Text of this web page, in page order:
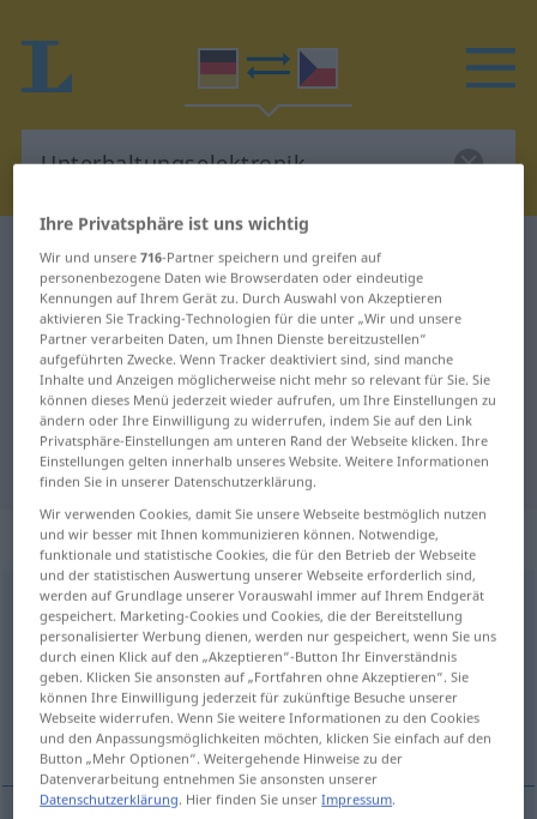
Deutsch-Tschechisch Wörterbuch
Unterhaltungselektronik
Deutsch-Tschechisch Übersetzung
für "Unterhaltungselektronik"
"Unterhaltungselektronik"
Tschechisch Übersetzung
„Unterhaltungselektronik“
Unterhaltungselektronik <f>
Übersicht aller Übersetzungen
(Für mehr Details die Übersetzung anklicken/antippen)
zábavná elektronika
Ihre Privatsphäre ist uns wichtig
Wir und unsere716-Partner speichern und greifen auf
personenbezogene Daten wie Browserdaten oder eindeutige
Kennungen auf Ihrem Gerät zu. Durch Auswahl von Akzeptieren
aktivieren Sie Tracking-Technologien für die unter „Wir und unsere
Partner verarbeiten Daten, um Ihnen Dienste bereitzustellen“
aufgeführten Zwecke. Wenn Tracker deaktiviert sind, sind manche
Inhalte und Anzeigen möglicherweise nicht mehr so relevant für Sie. Sie
können dieses Menü jederzeit wieder aufrufen, um Ihre Einstellungen zu
ändern oder Ihre Einwilligung zu widerrufen, indem Sie auf den Link
Privatsphäre-Einstellungen am unteren Rand der Webseite klicken. Ihre
Einstellungen gelten innerhalb unseres Website. Weitere Informationen
finden Sie in unserer Datenschutzerklärung.
Wir verwenden Cookies, damit Sie unsere Webseite bestmöglich nutzen
und wir besser mit Ihnen kommunizieren können. Notwendige,
funktionale und statistische Cookies, die für den Betrieb der Webseite
und der statistischen Auswertung unserer Webseite erforderlich sind,
werden auf Grundlage unserer Vorauswahl immer auf Ihrem Endgerät
gespeichert. Marketing-Cookies und Cookies, die der Bereitstellung
personalisierter Werbung dienen, werden nur gespeichert, wenn Sie uns
durch einen Klick auf den „Akzeptieren“-Button Ihr Einverständnis
geben. Klicken Sie ansonsten auf „Fortfahren ohne Akzeptieren“. Sie
können Ihre Einwilligung jederzeit für zukünftige Besuche unserer
Webseite widerrufen. Wenn Sie weitere Informationen zu den Cookies
und den Anpassungsmöglichkeiten möchten, klicken Sie einfach auf den
Button „Mehr Optionen“. Weitergehende Hinweise zu der
Datenverarbeitung entnehmen Sie ansonsten unserer
Datenschutzerklärung. Hier finden Sie unserImpressum.